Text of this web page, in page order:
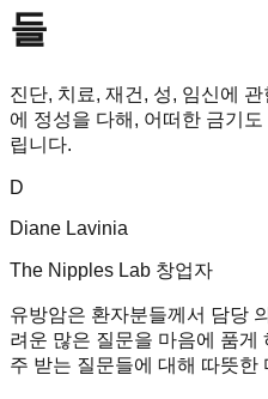
들
진단, 치료, 재건, 성, 임신에
에 정성을 다해, 어떠한 금기
립니다.
D
Diane Lavinia
The Nipples Lab 창업자
유방암은 환자분들께서 담당
려운 많은 질문을 마음에 품게
주 받는 질문들에 대해 따뜻한